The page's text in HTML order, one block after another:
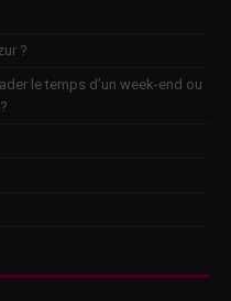
?
le temps d’un week-end ou